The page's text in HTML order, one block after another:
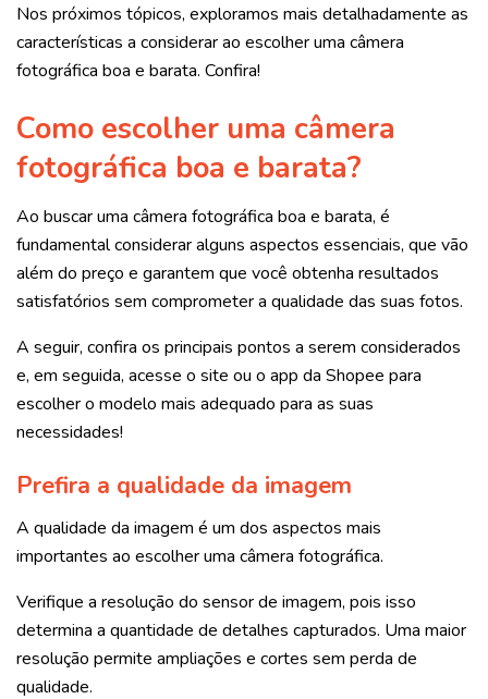
Nos próximos tópicos, exploramos mais detalhadamente as
características a considerar ao escolher uma câmera
fotográfica boa e barata. Confira!
Como escolher uma câmera
fotográfica boa e barata?
Ao buscar uma câmera fotográfica boa e barata, é
fundamental considerar alguns aspectos essenciais, que vão
além do preço e garantem que você obtenha resultados
satisfatórios sem comprometer a qualidade das suas fotos.
A seguir, confira os principais pontos a serem considerados
e, em seguida, acesse o site ou o app da Shopee para
escolher o modelo mais adequado para as suas
necessidades!
Prefira a qualidade da imagem
A qualidade da imagem é um dos aspectos mais
importantes ao escolher uma câmera fotográfica.
Verifique a resolução do sensor de imagem, pois isso
determina a quantidade de detalhes capturados. Uma maior
resolução permite ampliações e cortes sem perda de
qualidade.